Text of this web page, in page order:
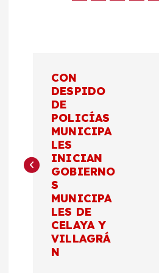
e
CON
DESPIDO
DE
POLICÍAS
MUNICIPA
LES
INICIAN
GOBIERNO
S
MUNICIPA
LES DE
CELAYA Y
VILLAGRÁ
N